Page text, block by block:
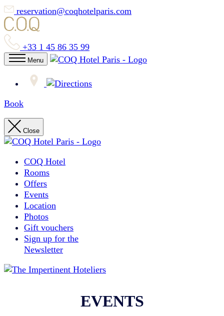
reservation@coqhotelparis.com
+33 1 45 86 35 99
Menu
Book
Close
COQ Hotel
Rooms
Offers
Events
Location
Photos
Gift vouchers
Sign up for the
Newsletter
EVENTS